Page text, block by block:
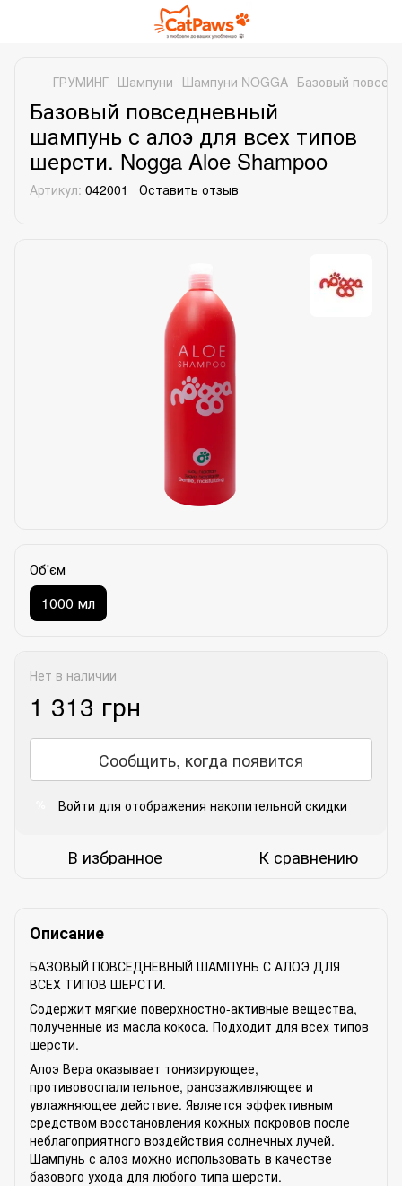
ГРУМИНГ Шампуни Шампуни NOGGA Базовый
Базовый повседневный
шампунь с алоэ для всех типов
шерсти. Nogga Aloe Shampoo
Артикул: 042001 Оставить отзыв
Об'єм
1000 мл
Нет в наличии
1 313 грн
Сообщить, когда появится
Войти для отображения накопительной скидки
В избранное К сравнению
Описание
БАЗОВЫЙ ПОВСЕДНЕВНЫЙ ШАМПУНЬ С АЛОЭ ДЛЯ
ВСЕХ ТИПОВ ШЕРСТИ.
Содержит мягкие поверхностно-активные вещества,
полученные из масла кокоса. Подходит для всех типов
шерсти.
Алоэ Вера оказывает тонизирующее,
противовоспалительное, ранозаживляющее и
увлажняющее действие. Является эффективным
средством восстановления кожных покровов после
неблагоприятного воздействия солнечных лучей.
Шампунь с алоэ можно использовать в качестве
базового ухода для любого типа шерсти.